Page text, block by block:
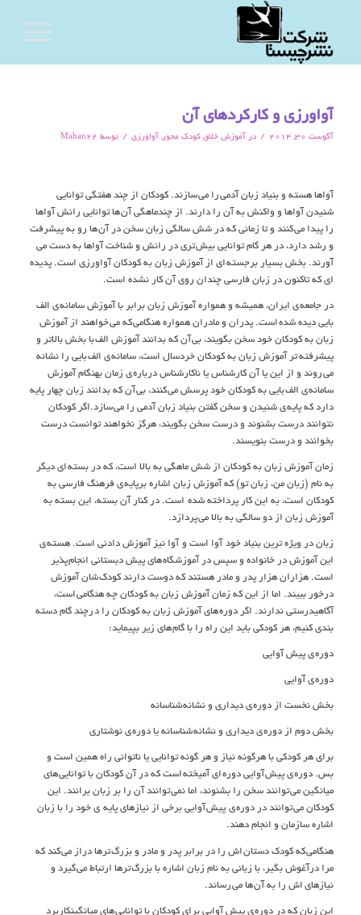
آواورزی و کارکردهای آن
آگوست 30, 2014 / در آموزش خلاق کودک محور, آواورزی / توسط Mahan22
آواها هسته و بنياد زبان آدمي را مي سازند. کودکان از چند هفتگي توانايي
شنيدن آواها و واکنش به آن را دارند. از چندماهگي آن ها توانايي رانش آواها
را پيدا مي کنند و تا زماني که در شش سالگي زبان سخن در آن ها رو به پيشرفت
و رشد دارد، در هر گام توانايي بيش تري در رانش و شناخت آواها به دست مي
آورند. بخش بسيار برجسته اي از آموزش زبان به کودکان آواورزي است. پديده
اي که تاکنون در زبان فارسي چندان روي آن کار نشده است.
در جامعه ي ايران، هميشه و همواره آموزش زبان برابر با آموزش سامانه ي الف
بايي ديده شده است. پدران و مادران همواره هنگامي که مي خواهند از آموزش
زبان به کودکان خود سخن بگويند، بي آن که بدانند آموزش الف با بخش بالاتر و
پيشرفته تر آموزش زبان به کودکان خردسال است، سامانه ي الف بايي را نشانه
مي روند و از اين يا آن کارشناس يا ناکارشناس درباره ي زمان بهنگام آموزش
سامانه ي الف بايي به کودکان خود پرسش مي کنند، بي آن که بدانند زبان چهار پايه
دارد که پايه ي شنيدن و سخن گفتن بنياد زبان آدمي را مي سازد.اگر کودکان
نتوانند درست بشنوند و درست سخن بگويند، هرگز نخواهند توانست درست
بخوانند و درست بنويسند.
زمان آموزش زبان به کودکان از شش ماهگي به بالا است، که در بسته اي ديگر
به نام (زبان من، زبان تو) که آموزش زبان اشاره برپايه ي فرهنگ فارسي به
کودکان است، به اين کار پرداخته شده است. در کنار آن بسته، اين بسته به
آموزش زبان از دو سالگي به بالا مي پردازد.
زبان در ويژه ترين بنياد خود آوا‌ است و آوا‌ نيز آموزش دادني است. هسته ي
اين آموزش در خانواده و سپس در آموزشگاه هاي پيش دبستاني انجام پذير
است. هزاران هزار پدر و مادر هستند که دوست دارند کودک شان آموزش
درخور ببيند. اما از اين که زمان آموزش زبان به کودکان چه هنگامي است،
آگاهيدرستي ندارند. اگر دوره هاي آموزش زبان به کودکان را د رچند گام دسته
بندي کنيم، هر کودکي بايد اين راه را با گام هاي زير بپيمايد:
دوره ي پيش آوايي
دوره ي آوايي
بخش نخست از دوره ي ديداري و نشانه شناسانه
بخش دوم از دوره ي ديداري و نشانه شناسانه يا دوره ي نوشتاري
براي هر کودکي با هرگونه نياز و هر گونه توانايي يا ناتواني راه همين است و
بس. دوره ي پيش آوايي دوره اي آميخته است که در آن کودکان با توانايي هاي
ميانگين مي توانند سخن را بشنوند، اما نمي توانند آن را بر زبان برانند. اين
کودکان مي توانند در دوره ي پيش آوايي برخي از نيازهاي پايه ي خود را با زبان
اشاره سازمان و انجام دهند.
هنگامي که کودک دستان اش را در برابر پدر و مادر و بزرگ ترها دراز مي کند که
مرا درآغوش بگير، با زباني به نام زبان اشاره با بزرگ ترها ارتباط مي گيرد و
نيازهاي اش را به آن ها مي رساند.
اين زبان که در دوره ي پيش آوايي براي کودکان با توانايي هاي ميانگينکاربرد